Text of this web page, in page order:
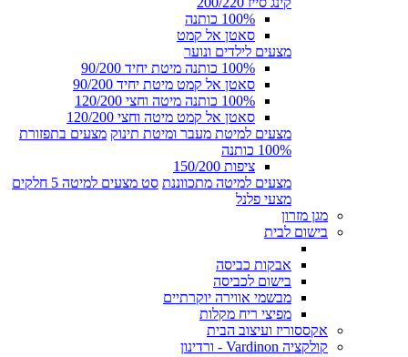
100% כותנה
סאטן אל קמט
מצעים לילדים ונוער
100% כותנה מיטת יחיד 90/200
סאטן אל קמט מיטת יחיד 90/200
100% כותנה מיטה וחצי 120/200
סאטן אל קמט מיטה וחצי 120/200
מצעים למיטת מעבר ומיטת תינוק מצעים בתפזורת
100% כותנה
ציפות 150/200
מצעים למיטה מתכווננת סט מצעים למיטה 5 חלקים
מצעי פלנל
מגן מזרון
בישום לבית
אבקות כביסה
בישום לכביסה
מבשמי אווירה יוקרתיים
מפיצי ריח מקלות
אקססוריז ועיצוב הבית
קולקציה Vardinon - ורדינון